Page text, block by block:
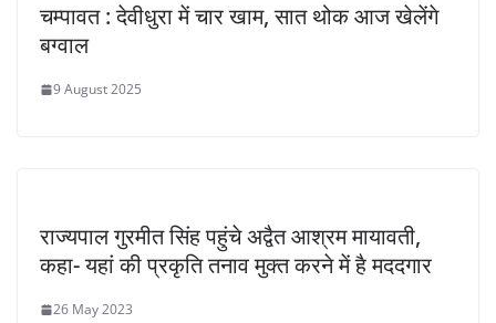
चम्पावत : देवीधुरा में चार खाम, सात थोक आज खेलेंगे
बग्वाल
9 August 2025
राज्यपाल गुरमीत सिंह पहुंचे अद्वैत आश्रम मायावती,
कहा- यहां की प्रकृति तनाव मुक्त करने में है मददगार
26 May 2023